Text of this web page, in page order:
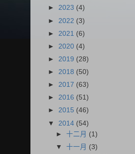
► 2023 (4)
► 2022 (3)
► 2021 (6)
► 2020 (4)
► 2019 (28)
► 2018 (50)
► 2017 (63)
► 2016 (51)
► 2015 (46)
▼ 2014 (54)
►十二月 (1)
▼十一月 (3)